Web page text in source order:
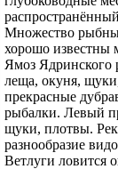
Множество
хорошо известны
Ямоз Ядринского
леща, окуня,
прекрасные
рыбалки. Левый
щуки, плотвы.
разнообразие
Ветлуги ловится